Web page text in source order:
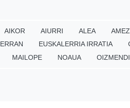
AIKOR AIURRI ALEA
ERRAN EUSKALERRIA IRRATIA
MAILOPE NOAUA